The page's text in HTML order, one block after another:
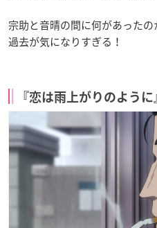
宗助と音晴の間に何があった
過去が気になりすぎる！
『恋は雨上がりのよう